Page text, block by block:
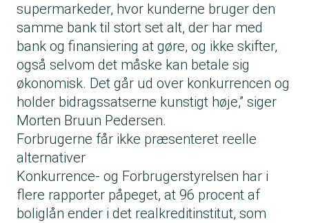
supermarkeder, hvor kunderne bruger den
samme bank til stort set alt, der har med
bank og finansiering at gøre, og ikke skifter,
også selvom det måske kan betale sig
økonomisk. Det går ud over konkurrencen og
holder bidragssatserne kunstigt høje,” siger
Morten Bruun Pedersen.
Forbrugerne får ikke præsenteret reelle
alternativer
Konkurrence- og Forbrugerstyrelsen har i
flere rapporter påpeget, at 96 procent af
boliglån ender i det realkreditinstitut, som